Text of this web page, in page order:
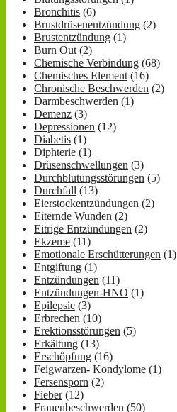
Bronchitis (6)
Brustdrüsenentzündung (2)
Brustentzündung (1)
Burn Out (2)
Chemische Verbindung (68)
Chemisches Element (16)
Chronische Beschwerden (2)
Darmbeschwerden (1)
Demenz (3)
Depressionen (12)
Diabetis (1)
Diphterie (1)
Drüsenschwellungen (3)
Durchblutungsstörungen (5)
Durchfall (13)
Eierstockentzündungen (2)
Eiternde Wunden (2)
Eitrige Entzündungen (2)
Ekzeme (11)
Emotionale Erschütterungen (1)
Entgiftung (1)
Entzündungen (11)
Entzündungen-HNO (1)
Epilepsie (3)
Erbrechen (10)
Erektionsstörungen (5)
Erkältung (13)
Erschöpfung (16)
Feigwarzen- Kondylome (1)
Fersensporn (2)
Fieber(12)
Frauenbeschwerden (50)